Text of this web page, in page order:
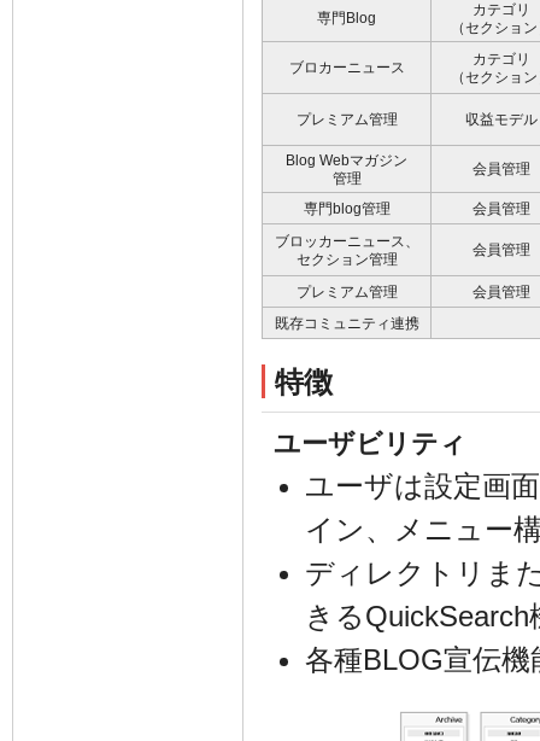
専門Blog
カテゴリ
（セクショ
ブロカーニュース
カテゴリ
（セクショ
プレミアム管理 収益モデル
Blog Webマガジン
管理
会員管理
専門blog管理 会員管理
ブロッカーニュース、
セクション管理
会員管理
プレミアム管理
会員管理
既存コミュニティ連携
特徴
ユーザビリティ
ユーザは設定画
イン、メニュー
ディレクトリま
きるQuickSearch
各種BLOG宣伝機